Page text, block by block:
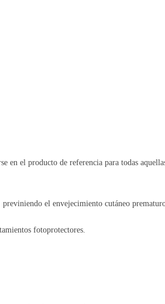
el producto de referencia para todas
el envejecimiento cutáneo
fotoprotectores.